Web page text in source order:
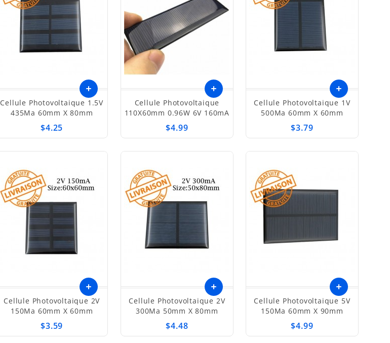
Cellule Photovoltaique 1.5V
435Ma 60mm X 80mm
$4.25
Ajouter
Cellule Photovoltaique
110X60mm 0.96W 6V 160mA
$4.99
Cellule Photovoltaique 1V
500Ma 60mm X 60mm
$3.79
Ajouter
Cellule Photovoltaique 2V
150Ma 60mm X 60mm
$3.59
Cellule Photovoltaique 2V
300Ma 50mm X 80mm
$4.48
Cellule Photovoltaique 5V
150Ma 60mm X 90mm
$4.99
Ajouter